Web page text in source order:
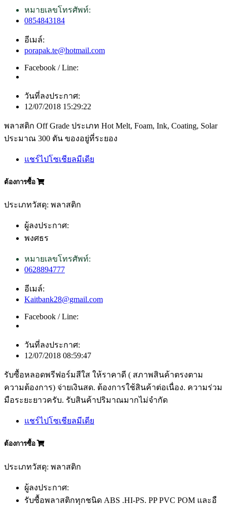
หมายเลขโทรศัพท์:
0854843184
อีเมล์:
porapak.te@hotmail.com
Facebook / Line:
วันที่ลงประกาศ:
12/07/2018 15:29:22
พลาสติก Off Grade ประเภท Hot Melt, Foam, Ink, Coating, Solar
ประมาณ 300 ตัน ของอยู่ที่ระยอง
แชร์ไปโซเชียลมีเดีย
ต้องการซื้อ
ประเภทวัสดุ: พลาสติก
ผู้ลงประกาศ:
พงศธร
หมายเลขโทรศัพท์:
0628894777
อีเมล์:
Kaitbank28@gmail.com
Facebook / Line:
วันที่ลงประกาศ:
12/07/2018 08:59:47
รับซื้อหลอดพรีฟอร์มสีใส ให้ราคาดี ( สภาพสินค้าตรงตาม
ความต้องการ) จ่ายเงินสด. ต้องการใช้สินค้าต่อเนื่อง. ความร่วม
มือระยะยาวครับ. รับสินค้าปริมาณมากไม่จำกัด
แชร์ไปโซเชียลมีเดีย
ต้องการซื้อ
ประเภทวัสดุ: พลาสติก
ผู้ลงประกาศ:
รับซื้อพลาสติกทุกชนิด ABS .HI-PS. PP PVC POM และอื